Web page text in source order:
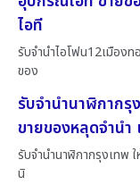
ไอที
รับจำนำไอโฟน12เมือง
ของ
รับจำนำนาฬิกาก
ขายของหลุดจำน
รับจำนำนาฬิกากรุงเทพ
นิ